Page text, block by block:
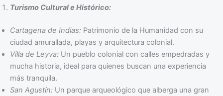
Turismo Cultural e Histórico:
Cartagena de Indias: Patrimonio de la Humanidad con su
ciudad amurallada, playas y arquitectura colonial.
Villa de Leyva: Un pueblo colonial con calles empedradas y
mucha historia, ideal para quienes buscan una experiencia
más tranquila.
San Agustín: Un parque arqueológico que alberga una gran